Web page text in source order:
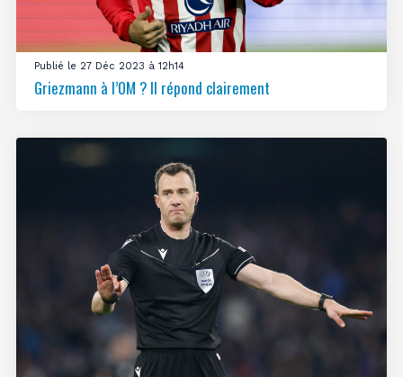
Publié le 27 Déc 2023 à 12h14
Griezmann à l’OM ? Il répond clairement